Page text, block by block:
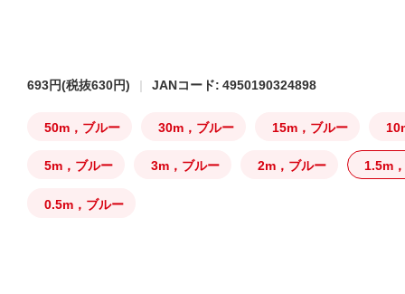
693円(税抜630円) JANコード: 4950190324898
50m，ブルー 30m，ブルー 15m，ブルー
5m，ブルー 3m，ブルー 2m，ブルー 1.5m
0.5m，ブルー